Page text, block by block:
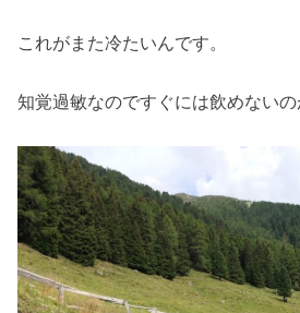
これがまた冷たいんです。
知覚過敏なのですぐには飲めないの